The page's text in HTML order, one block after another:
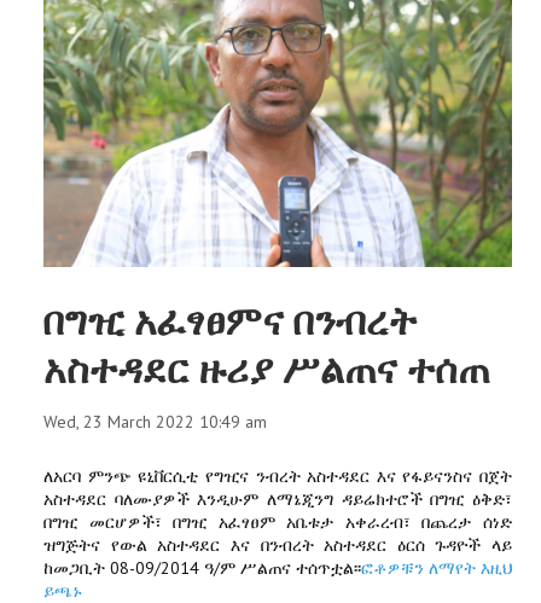
በግዢ አፈፃፀምና በንብረት
አስተዳደር ዙሪያ ሥልጠና ተሰጠ
Wed, 23 March 2022 10:49 am
ለአርባ ምንጭ ዩኒቨርሲቲ የግዢና ንብረት አስተዳደር እና የፋይናንስና በጀት
አስተዳደር ባለሙያዎች እንዲሁም ለማኔጂንግ ዳይሬክተሮች በግዢ ዕቅድ፣
በግዢ መርሆዎች፣ በግዢ አፈፃፀም አቤቱታ አቀራረብ፣ በጨረታ ሰነድ
ዝግጅትና የውል አስተዳደር እና በንብረት አስተዳደር ዕርሰ ጉዳዮች ላይ
ከመጋቢት 08-09/2014 ዓ/ም ሥልጠና ተሰጥቷል፡፡ፎቶዎቹን ለማየት እዚህ
ይጫኑ